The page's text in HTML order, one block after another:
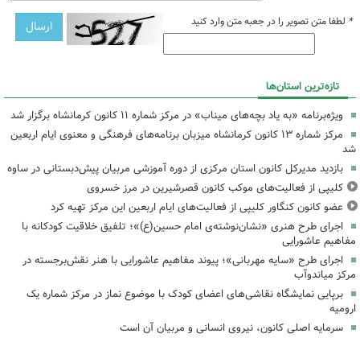
* لطفا متن تصویر را در جعبه متن وارد کنید
تازه‌ترین استان‌ها
ویژه‌برنامه «به یاد بچه‌های میناب» در مرکز شماره ۱۱ کانون کرمانشاه برگزار شد
مرکز شماره ۱۳ کانون کرمانشاه میزبان برنامه‌های فرهنگی و معنوی ایام اربعین
شد
بازدید مدیرکل کانون استان مرکزی از دوره آموزشی مربیان پیش‌دبستانی در ساوه
کلیپی از فعالیت‌های موکب کانون قصرشیرین در مرز خسروی
عضو کانون کنگاور کلیپی از فعالیت‌های ایام اربعین این مرکز تهیه کرد
اجرای طرح هنری «نشان‌نوشته‌ی امام حسین(ع)»؛ تلفیق خلاقیت کودکانه با
مفاهیم عاشورایی
اجرای طرح «سایه مهربانی»؛ پیوند مفاهیم عاشورایی با هنر نقش‌برجسته در
مرکز میاندوآب
برپایی نمایشگاه نقاشی‌های اعضای کودک با موضوع نماز در مرکز شماره یک
ارومیه
سرمایه اصلی کانون، نیروی انسانی و مربیان آن است